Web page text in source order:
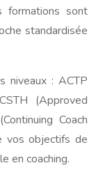
formations sont
standardisée
niveaux : ACTP
(Approved
Coach
vos objectifs de
en coaching.